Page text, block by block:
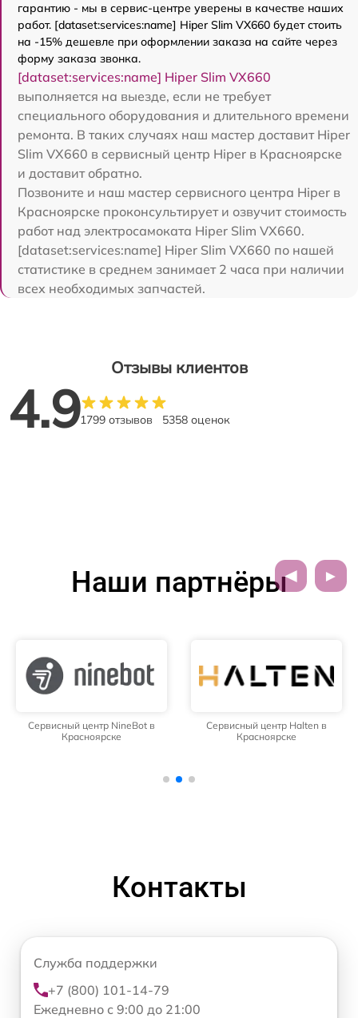
гарантию - мы в сервис-центре уверены в качестве наших
работ. [dataset:services:name] Hiper Slim VX660 будет стоить
на -15% дешевле при оформлении заказа на сайте через
форму заказа звонка.
[dataset:services:name] Hiper Slim VX660
выполняется на выезде, если не требует
специального оборудования и длительного времени
ремонта. В таких случаях наш мастер доставит Hiper
Slim VX660 в сервисный центр Hiper в Красноярске
и доставит обратно.
Позвоните и наш мастер сервисного центра Hiper в
Красноярске проконсультирует и озвучит стоимость
работ над электросамоката Hiper Slim VX660.
[dataset:services:name] Hiper Slim VX660 по нашей
статистике в среднем занимает 2 часа при наличии
всех необходимых запчастей.
Отзывы клиентов
4.91799 отзывов 5358 оценок
Наши партнёры
Сервисный центр NineBot в
Красноярске
Сервисный центр Halten в
Красноярске
Контакты
Служба поддержки
+7 (800) 101-14-79
Ежедневно с 9:00 до 21:00